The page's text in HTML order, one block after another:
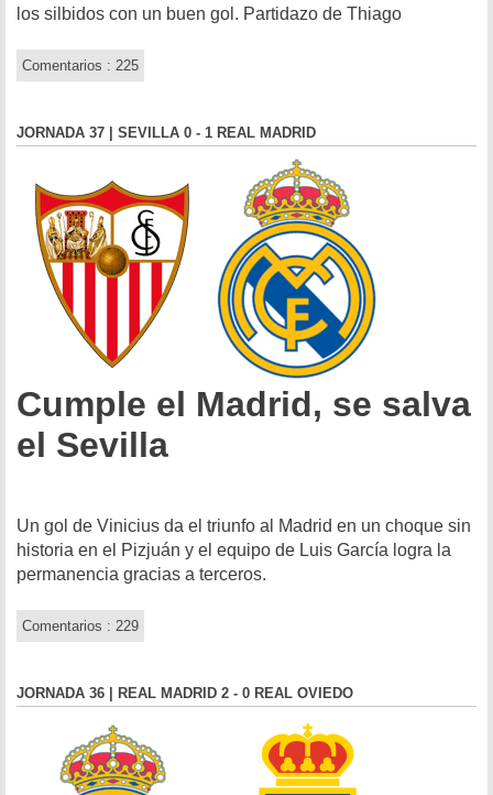
los silbidos con un buen gol. Partidazo de Thiago
Comentarios : 225
JORNADA 37 | SEVILLA 0 - 1 REAL MADRID
Cumple el Madrid, se salva
el Sevilla
Un gol de Vinicius da el triunfo al Madrid en un choque sin
historia en el Pizjuán y el equipo de Luis García logra la
permanencia gracias a terceros.
Comentarios : 229
JORNADA 36 | REAL MADRID 2 - 0 REAL OVIEDO